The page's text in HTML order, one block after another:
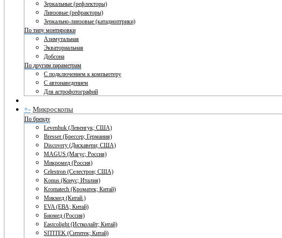
Зеркальные (рефлекторы)
Линзовые (рефракторы)
Зеркально-линзовые (катадиоптрики)
По типу монтировки
Азимутальная
Экваториальная
Добсона
По другим параметрам
С подключением к компьютеру
С автонаведением
Для астрофотографий
+- Микроскопы
По бренду
Levenhuk (Левенгук; США)
Bresser (Брессер; Германия)
Discovery (Дискавери; США)
MAGUS (Магус; Россия)
Микромед (Россия)
Celestron (Селестрон; США)
Konus (Конус; Италия)
Kromatech (Кроматек; Китай)
Микмед (Китай.)
EVA (ЕВА; Китай)
Биомед (Россия)
Eastcolight (Истколайт; Китай)
SITITEK (Сититек; Китай)